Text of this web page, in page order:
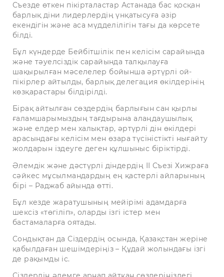
Съезде өткен пікірталастар Астанада бас қосқан
барлық діни лидерлердің үнқатысуға әзір
екендігін және аса мүдделілігін тағы да көрсете
білді.
Бұл күндерде Бейбітшілік пен келісім сарайында
және тәуелсіздік сарайында талқылауға
шақырылған мәселелер бойынша әртүрлі ой-
пікірлер айтылды, барлық делегация өкілдерінің
көзқарастары білдірілді.
Бірақ айтылған сөздердің барлығын сан қырлы
ғаламшарымыздың тағдырына алаңдаушылық
және елдер мен халықтар, әртүрлі дін өкілдері
арасындағы келісім мен өзара түсіністікті нығайту
жолдарын іздеуге деген құлшыныс біріктірді.
Әлемдік және дәстүрлі діндердің ІІ Съезі Хижраға
сәйкес мұсылмандардың ең қастерлі айларының
бірі – Раджаб айында өтті.
Бұл кезде жаратушының мейірімі адамдарға
шексіз «төгіліп», оларды ізгі істер мен
бастамаларға оятады.
Сондықтан да Сіздердің осында, Қазақстан жеріне
қабылдаған шешімдеріңіз – Құдай жолындағы ізгі
де рақымды іс.